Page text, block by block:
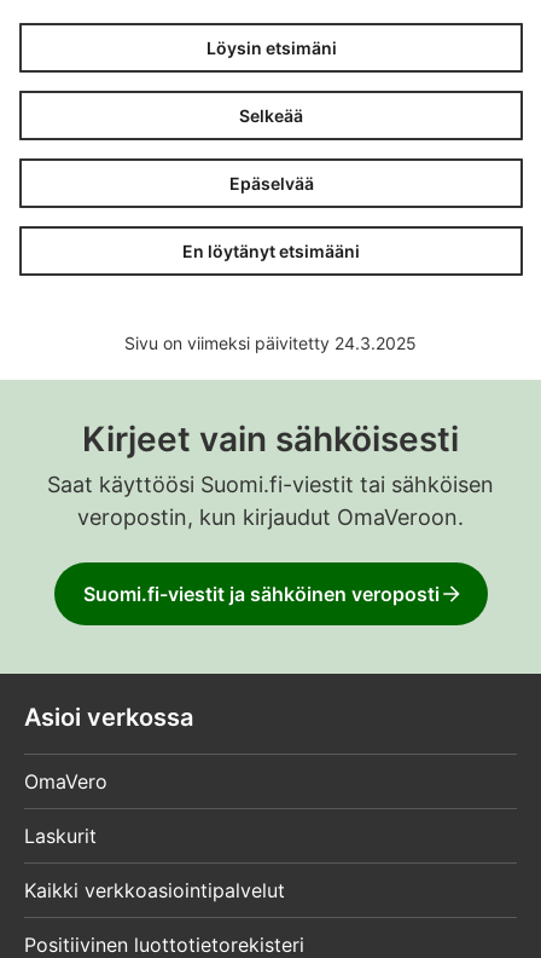
Löysin etsimäni
Selkeää
Epäselvää
En löytänyt etsimääni
Sivu on viimeksi päivitetty 24.3.2025
Kirjeet vain sähköisesti
Saat käyttöösi Suomi.fi-viestit tai sähköisen
veropostin, kun kirjaudut OmaVeroon.
Suomi.fi-viestit ja sähköinen veroposti
Asioi verkossa
OmaVero
Laskurit
Kaikki verkkoasiointipalvelut
Positiivinen luottotietorekisteri